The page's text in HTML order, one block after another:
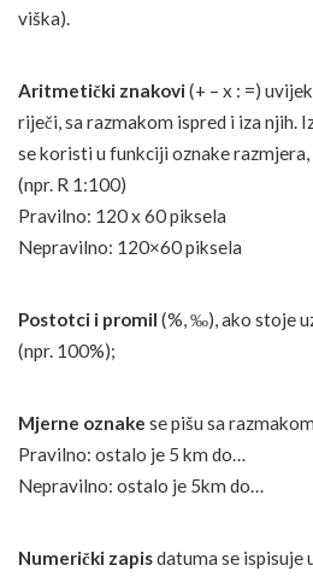
viška).
Ari­tme­tički zna­ko­vi(+ – x : =)
riječi, sa ra­zma­kom is­pred i iza njih.
se ko­ris­ti u fun­kci­ji o­zna­ke ra­zmjera,
(npr. R 1:100)
Pravilno: 120 x 60 piksela
Nepravilno: 120×60 piksela
Postotci i pro­mil (%, ‰), ako sto­je
(npr. 100%);
Mjer­ne o­zna­ke se pišu sa
Pravilno: os­ta­lo je 5 km do…
Nepravilno: os­ta­lo je 5km do…
Nu­me­rički za­pisda­tu­ma se is­pi­su­je